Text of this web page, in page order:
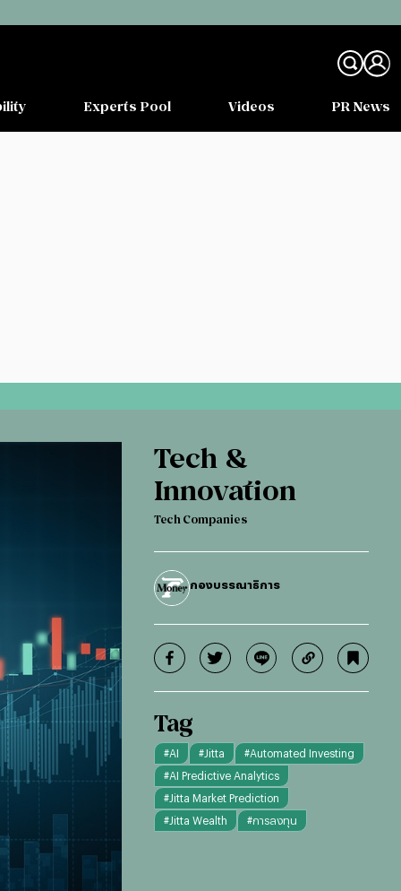
Experts Pool Videos PR News
Tech &
Innovation
Tech Companies
กองบรรณาธิการ
Tag
#AI #Jitta #Automated Investing
#AI Predictive Analytics
#Jitta Market Prediction
#Jitta Wealth #การลงทุน